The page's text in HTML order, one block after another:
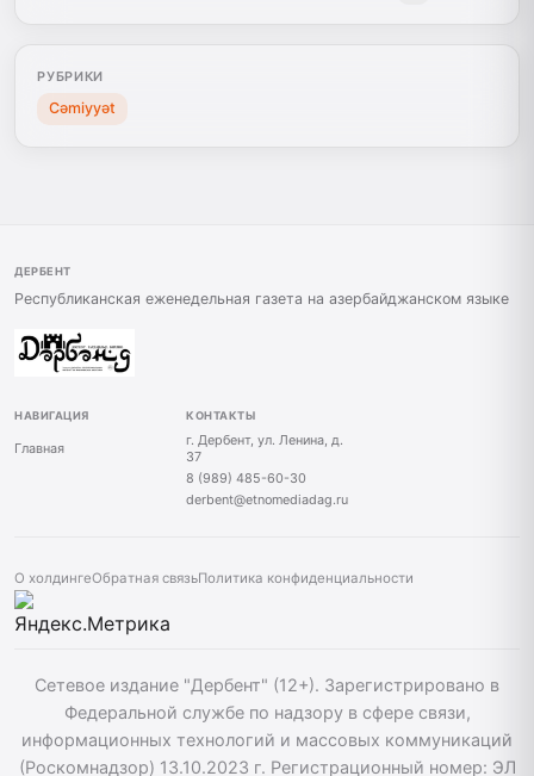
РУБРИКИ
Cəmiyyət
ДЕРБЕНТ
Республиканская еженедельная газета на азербайджанском языке
НАВИГАЦИЯ
Главная
КОНТАКТЫ
г. Дербент, ул. Ленина, д.
37
8 (989) 485-60-30
derbent@etnomediadag.ru
О холдингеОбратная связьПолитика конфиденциальности
Сетевое издание "Дербент" (12+). Зарегистрировано в
Федеральной службе по надзору в сфере связи,
информационных технологий и массовых коммуникаций
(Роскомнадзор) 13.10.2023 г. Регистрационный номер: ЭЛ